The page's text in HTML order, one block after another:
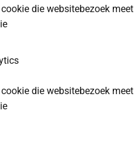
die websitebezoek meet
die websitebezoek meet